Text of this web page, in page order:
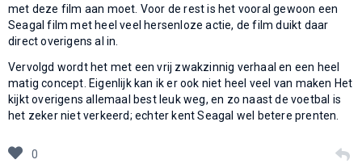
met deze film aan moet. Voor de rest is het vooral gewoon een
Seagal film met heel veel hersenloze actie, de film duikt daar
direct overigens al in.
Vervolgd wordt het met een vrij zwakzinnig verhaal en een heel
matig concept. Eigenlijk kan ik er ook niet heel veel van maken Het
kijkt overigens allemaal best leuk weg, en zo naast de voetbal is
het zeker niet verkeerd; echter kent Seagal wel betere prenten.
0